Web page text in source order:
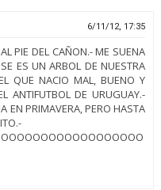
6/11/12, 17:35
PIE DEL CAÑON.- ME SUENA
ES UN ARBOL DE NUESTRA
QUE NACIO MAL, BUENO Y
ANTIFUTBOL DE URUGUAY.-
EN PRIMAVERA, PERO HASTA